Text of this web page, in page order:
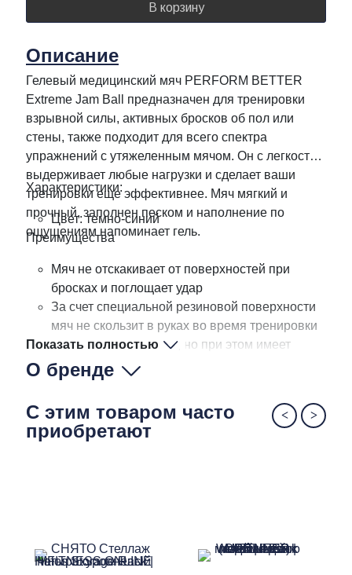
В корзину
Описание
Гелевый медицинский мяч PERFORM BETTER
Extreme Jam Ball предназначен для тренировки
взрывной силы, активных бросков об пол или
стены, также подходит для всего спектра
упражнений с утяжеленным мячом. Он с легкостью
выдерживает любые нагрузки и сделает ваши
тренировки еще эффективнее. Мяч мягкий и
прочный, заполнен песком и наполнение по
ощущениям напоминает гель.
Характеристики:
Цвет: темно-синий
Преимущества
Мяч не отскакивает от поверхностей при
бросках и поглощает удар
За счет специальной резиновой поверхности
мяч не скользит в руках во время тренировки
Мяч заполнен песком, но при этом имеет
приятную упругость
Широкий ассортимент мячей с разным весом
позволяет Вам выбирать необходимое
сопротивление для каждого упражнения
Показать полностью
О бренде
С этим товаром часто
приобретают